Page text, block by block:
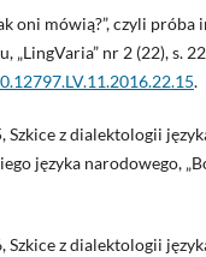
oni mówią?”, czyli
„LingVaria” nr 2 (22), s.
.
Szkice z dialektologii
języka narodowego,
Szkice z dialektologii